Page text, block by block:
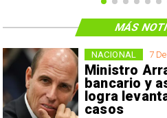
7
Ministro
bancario y
logra
casos
NACIONAL
MÁS